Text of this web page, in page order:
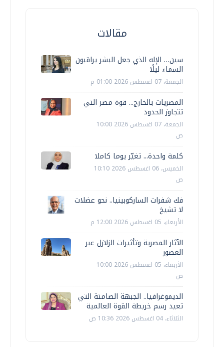
مقالات
سين… الإله الذي جعل البشر يراقبون
السماء ليلًا
الجمعة، 07 اغسطس 2026 01:00 م
المصريات بالخارج... قوة مصر التي
تتجاوز الحدود
الجمعة، 07 اغسطس 2026 10:00
ص
كلمة واحدة... تغيّر يوما كاملا
الخميس، 06 اغسطس 2026 10:10
ص
فك شفرات الساركوبينيا.. نحو عضلات
لا تشيخ
الأربعاء، 05 اغسطس 2026 12:00 م
الآثار المصرية وتأثيرات الزلازل عبر
العصور
الأربعاء، 05 اغسطس 2026 10:00
ص
الديموغرافيا.. الجبهة الصامتة التي
تعيد رسم خريطة القوة العالمية
الثلاثاء، 04 اغسطس 2026 10:36 ص